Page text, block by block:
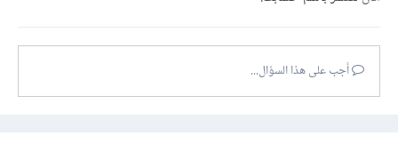
أجب على هذا السؤال...